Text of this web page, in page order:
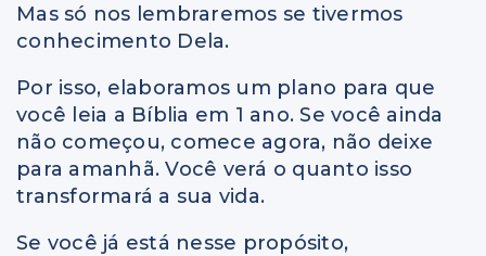
Mas só nos lembraremos se tivermos
conhecimento Dela.
Por isso, elaboramos um plano para que
você leia a Bíblia em 1 ano. Se você ainda
não começou, comece agora, não deixe
para amanhã. Você verá o quanto isso
transformará a sua vida.
Se você já está nesse propósito,